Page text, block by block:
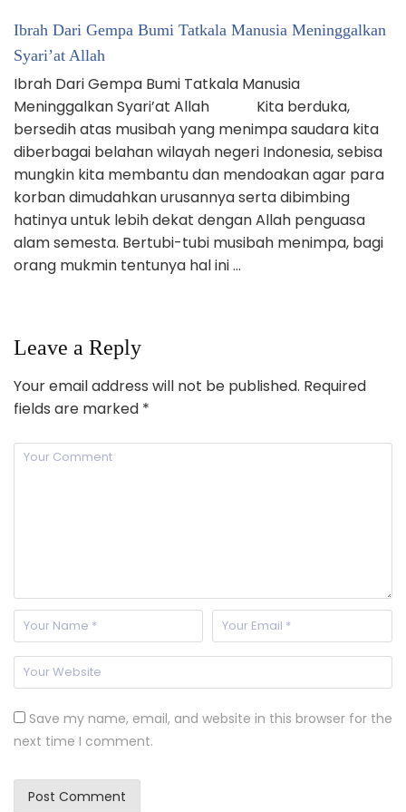
Ibrah Dari Gempa Bumi Tatkala Manusia Meninggalkan
Syari’at Allah
Ibrah Dari Gempa Bumi Tatkala Manusia
Meninggalkan Syari’at Allah Kita berduka,
bersedih atas musibah yang menimpa saudara kita
diberbagai belahan wilayah negeri Indonesia, sebisa
mungkin kita membantu dan mendoakan agar para
korban dimudahkan urusannya serta dibimbing
hatinya untuk lebih dekat dengan Allah penguasa
alam semesta. Bertubi-tubi musibah menimpa, bagi
orang mukmin tentunya hal ini …
Leave a Reply
Your email address will not be published. Required
fields are marked *
Save my name, email, and website in this browser for the
next time I comment.